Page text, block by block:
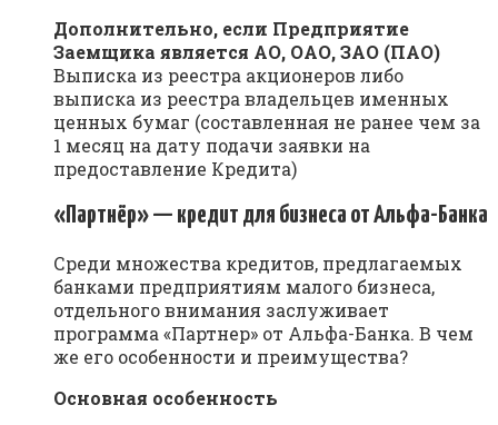
Дополнительно, если Предприятие
Заемщика является АО, ОАО, ЗАО (ПАО)
Выписка из реестра акционеров либо
выписка из реестра владельцев именных
ценных бумаг (составленная не ранее чем за
1 месяц на дату подачи заявки на
предоставление Кредита)
«Партнёр» — кредит для бизнеса от Альфа-Банка
Среди множества кредитов, предлагаемых
банками предприятиям малого бизнеса,
отдельного внимания заслуживает
программа «Партнер» от Альфа-Банка. В чем
же его особенности и преимущества?
Основная особенность